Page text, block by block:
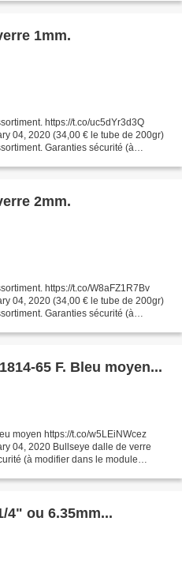
1mm.
https://t.co/uc5dYr3d3Q
04, 2020 (34,00 € le tube de 200gr)
Garanties sécurité (à
2mm.
https://t.co/W8aFZ1R7Bv
04, 2020 (34,00 € le tube de 200gr)
Garanties sécurité (à
65 F. Bleu moyen...
moyen https://t.co/w5LEiNWcez
04, 2020 Bullseye dalle de verre
(à modifier dans le module
4" ou 6.35mm...